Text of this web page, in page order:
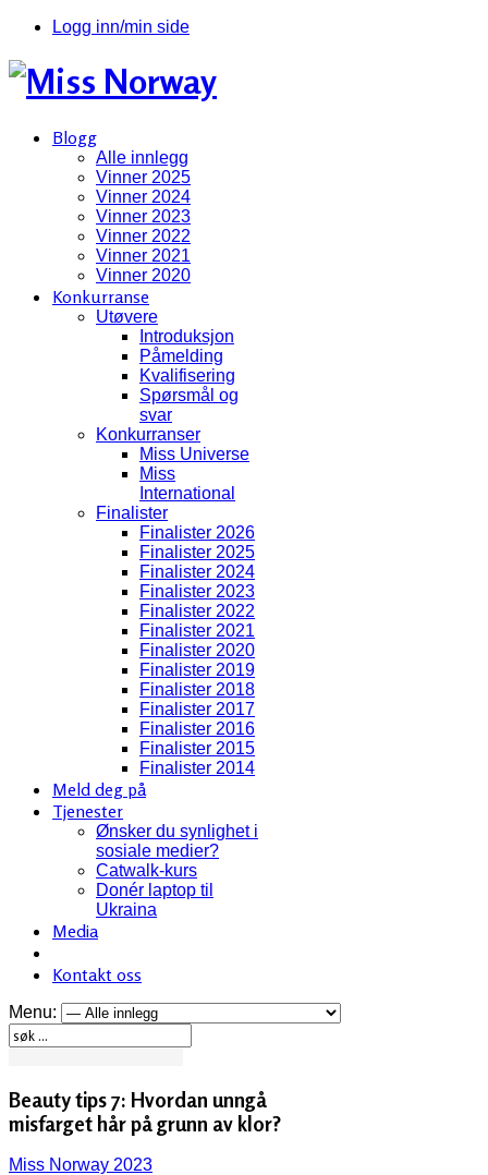
Logg inn/min side
Blogg
Alle innlegg
Vinner 2025
Vinner 2024
Vinner 2023
Vinner 2022
Vinner 2021
Vinner 2020
Konkurranse
Utøvere
Introduksjon
Påmelding
Kvalifisering
Spørsmål og
svar
Konkurranser
Miss Universe
Miss
International
Finalister
Finalister 2026
Finalister 2025
Finalister 2024
Finalister 2023
Finalister 2022
Finalister 2021
Finalister 2020
Finalister 2019
Finalister 2018
Finalister 2017
Finalister 2016
Finalister 2015
Finalister 2014
Meld deg på
Tjenester
Ønsker du synlighet i
sosiale medier?
Catwalk-kurs
Donér laptop til
Ukraina
Media
Kontakt oss
Menu:
Beauty tips 7: Hvordan unngå
misfarget hår på grunn av klor?
Miss Norway 2023